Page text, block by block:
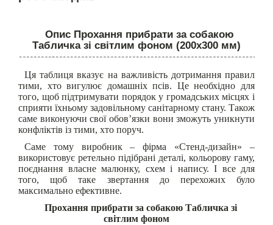
Опис Прохання прибрати за собакою
Табличка зі світлим фоном (200х300 мм)
Ця таблиця вказує на важливість дотримання правил
тими, хто вигулює домашніх псів. Це необхідно для
того, щоб підтримувати порядок у громадських місцях і
сприяти їхньому задовільному санітарному стану. Також
саме виконуючи свої обов’язки вони зможуть уникнути
конфліктів із тими, хто поруч.
Саме тому виробник – фірма «Стенд-дизайн» –
використовує ретельно підібрані деталі, кольорову гаму,
поєднання власне малюнку, схем і напису. І все для
того, щоб таке звертання до перехожих було
максимально ефективне.
Прохання прибрати за собакою Табличка зі
світлим фоном